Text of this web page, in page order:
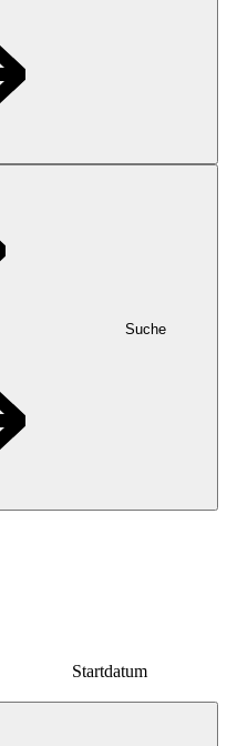
Suche
Startdatum